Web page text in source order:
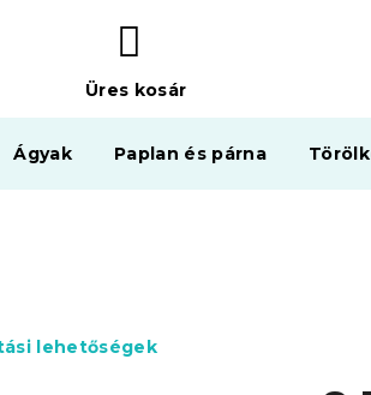
KOSÁR
Üres kosár
Ágyak Paplan és párna
lehetőségek